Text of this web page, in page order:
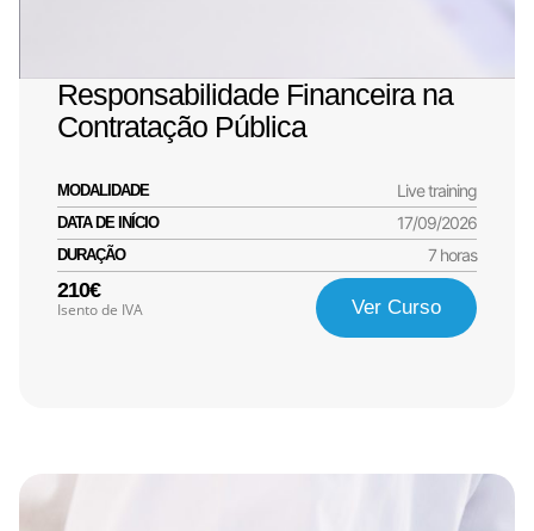
Responsabilidade Financeira na
Contratação Pública
MODALIDADE Live training
DATA DE INÍCIO 17/09/2026
DURAÇÃO 7 horas
210€
Isento de IVA Ver Curso